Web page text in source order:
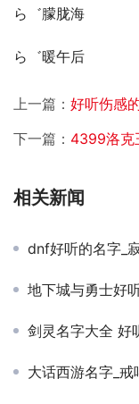
ら゛朦胧海
ら゛暖午后
上一篇： 好听伤感
下一篇： 4399洛克
相关新闻
dnf好听的名字_
地下城与勇士好
剑灵名字大全 好
大话西游名字_戒